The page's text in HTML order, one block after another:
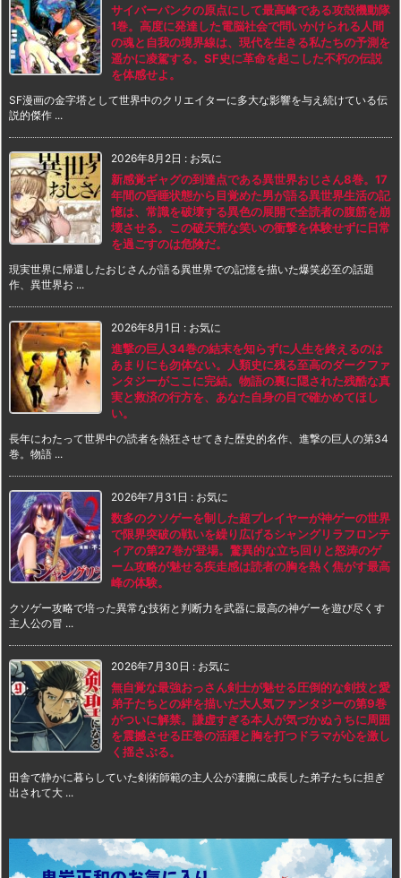
サイバーパンクの原点にして最高峰である攻殻機動隊
1巻。高度に発達した電脳社会で問いかけられる人間
の魂と自我の境界線は、現代を生きる私たちの予測を
遥かに凌駕する。SF史に革命を起こした不朽の伝説
を体感せよ。
SF漫画の金字塔として世界中のクリエイターに多大な影響を与え続けている伝
説的傑作 ...
2026年8月2日 : お気に
新感覚ギャグの到達点である異世界おじさん8巻。17
年間の昏睡状態から目覚めた男が語る異世界生活の記
憶は、常識を破壊する異色の展開で全読者の腹筋を崩
壊させる。この破天荒な笑いの衝撃を体験せずに日常
を過ごすのは危険だ。
現実世界に帰還したおじさんが語る異世界での記憶を描いた爆笑必至の話題
作、異世界お ...
2026年8月1日 : お気に
進撃の巨人34巻の結末を知らずに人生を終えるのは
あまりにも勿体ない。人類史に残る至高のダークファ
ンタジーがここに完結。物語の裏に隠された残酷な真
実と救済の行方を、あなた自身の目で確かめてほし
い。
長年にわたって世界中の読者を熱狂させてきた歴史的名作、進撃の巨人の第34
巻。物語 ...
2026年7月31日 : お気に
数多のクソゲーを制した超プレイヤーが神ゲーの世界
で限界突破の戦いを繰り広げるシャングリラフロンテ
ィアの第27巻が登場。驚異的な立ち回りと怒涛のゲ
ーム攻略が魅せる疾走感は読者の胸を熱く焦がす最高
峰の体験。
クソゲー攻略で培った異常な技術と判断力を武器に最高の神ゲーを遊び尽くす
主人公の冒 ...
2026年7月30日 : お気に
無自覚な最強おっさん剣士が魅せる圧倒的な剣技と愛
弟子たちとの絆を描いた大人気ファンタジーの第9巻
がついに解禁。謙虚すぎる本人が気づかぬうちに周囲
を震撼させる圧巻の活躍と胸を打つドラマが心を激し
く揺さぶる。
田舎で静かに暮らしていた剣術師範の主人公が凄腕に成長した弟子たちに担ぎ
出されて大 ...